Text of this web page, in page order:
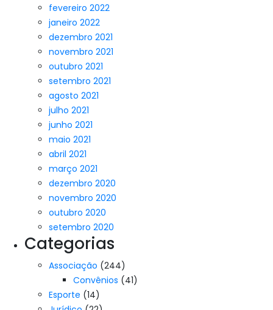
fevereiro 2022
janeiro 2022
dezembro 2021
novembro 2021
outubro 2021
setembro 2021
agosto 2021
julho 2021
junho 2021
maio 2021
abril 2021
março 2021
dezembro 2020
novembro 2020
outubro 2020
setembro 2020
Categorias
Associação (244)
Convênios (41)
Esporte (14)